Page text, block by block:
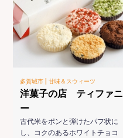
多賀城市 |甘味＆スウィーツ
洋菓子の店 ティファニ
ー
古代米をポンと弾けたパフ状に
し、コクのあるホワイトチョコ